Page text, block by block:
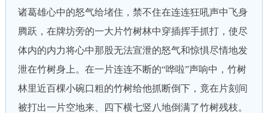
诸葛雄心中的怒气给堵住，禁不住在连连狂吼声中飞身
腾跃，在牌坊旁的一大片竹树林中穿插挥手抓打，使尽
体内的内力将心中那股无法宣泄的怒气和惊惧尽情地发
泄在竹树身上。在一片连连不断的“哗啦”声响中，竹树
林里近百棵小碗口粗的竹树给他抓断倒下，竟在片刻间
被打出一片空地来、四下横七竖八地倒满了竹树残枝。